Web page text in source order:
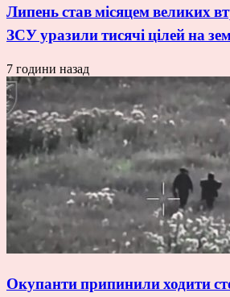
Липень став місяцем великих
ЗСУ уразили тисячі цілей на
7 години назад
Окупанти припинили ходити